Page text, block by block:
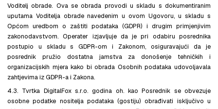
Voditelj obrade. Ova se obrada provodi u skladu s dokumentiranim
uputama Voditelja obrade navedenim u ovom Ugovoru, u skladu s
Općom uredbom o zaštiti podataka (GDPR) i drugim primjenjivim
zakonodavstvom. Operater izjavljuje da je pri odabiru posrednika
postupio u skladu s GDPR-om i Zakonom, osiguravajući da je
posrednik pružio dostatna jamstva za donošenje tehničkih i
organizacijskih mjera kako bi obrada Osobnih podataka udovoljavala
zahtjevima iz GDPR-a i Zakona.
4.3. Tvrtka DigitalFox s.r.o. godina oh. kao Posrednik se obvezuje
osobne podatke nositelja podataka (gostiju) obrađivati isključivo u